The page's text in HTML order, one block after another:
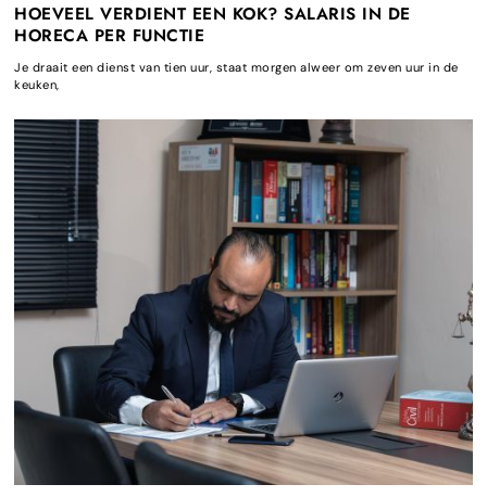
HOEVEEL VERDIENT EEN KOK? SALARIS IN DE
HORECA PER FUNCTIE
Je draait een dienst van tien uur, staat morgen alweer om zeven uur in de
keuken,